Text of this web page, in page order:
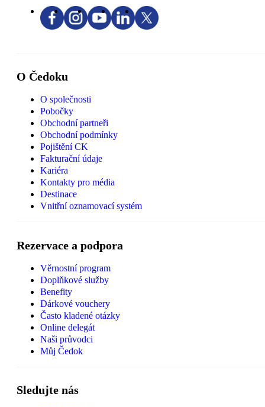
O Čedoku
O společnosti
Pobočky
Obchodní partneři
Obchodní podmínky
Pojištění CK
Fakturační údaje
Kariéra
Kontakty pro média
Destinace
Vnitřní oznamovací systém
Rezervace a podpora
Věrnostní program
Doplňkové služby
Benefity
Dárkové vouchery
Často kladené otázky
Online delegát
Naši průvodci
Můj Čedok
Sledujte nás